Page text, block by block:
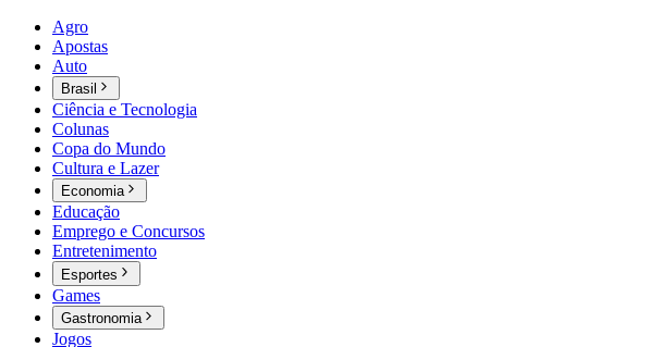
Agro
Apostas
Auto
Brasil
Ciência e Tecnologia
Colunas
Copa do Mundo
Cultura e Lazer
Economia
Educação
Emprego e Concursos
Entretenimento
Esportes
Games
Gastronomia
Jogos